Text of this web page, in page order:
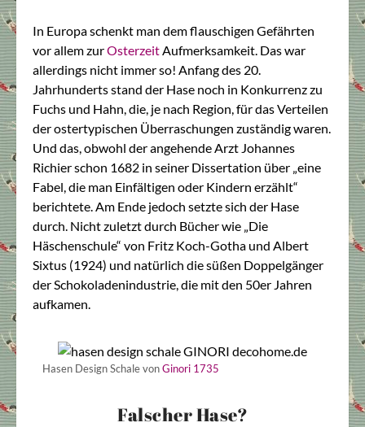
In Europa schenkt man dem flauschigen Gefährten
vor allem zurOsterzeitAufmerksamkeit. Das war
allerdings nicht immer so! Anfang des 20.
Jahrhunderts stand der Hase noch in Konkurrenz zu
Fuchs und Hahn, die, je nach Region, für das Verteilen
der ostertypischen Überraschungen zuständig waren.
Und das, obwohl der angehende Arzt Johannes
Richier schon 1682 in seiner Dissertation über „eine
Fabel, die man Einfältigen oder Kindern erzählt“
berichtete. Am Ende jedoch setzte sich der Hase
durch. Nicht zuletzt durch Bücher wie „Die
Häschenschule“ von Fritz Koch-Gotha und Albert
Sixtus (1924) und natürlich die süßen Doppelgänger
der Schokoladenindustrie, die mit den 50er Jahren
aufkamen.
Hasen Design Schale vonGinori 1735
Falscher Hase?